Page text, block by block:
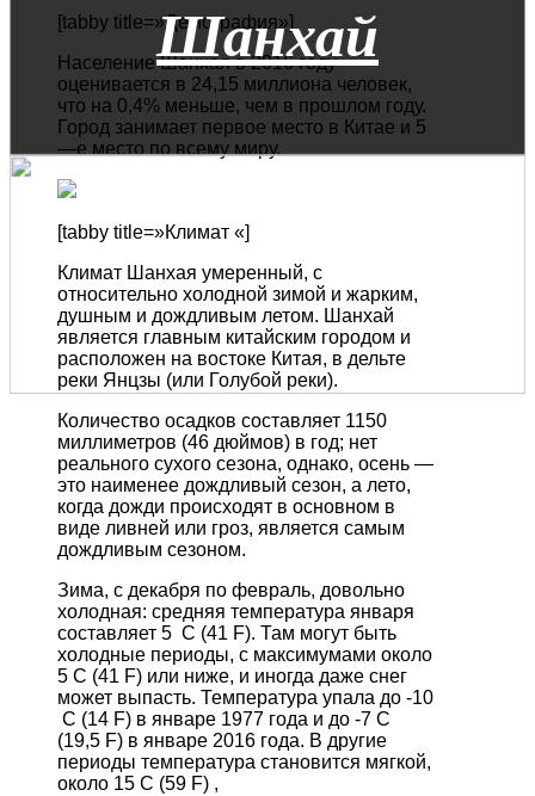
Шанхай
[tabby title=»Демография»]
Население Шанхая в 2016 году
оценивается в 24,15 миллиона человек,
что на 0,4% меньше, чем в прошлом году.
Город занимает первое место в Китае и 5
—е место по всему миру.
[tabby title=»Климат «]
Климат Шанхая умеренный, с
относительно холодной зимой и жарким,
душным и дождливым летом. Шанхай
является главным китайским городом и
расположен на востоке Китая, в дельте
реки Янцзы (или Голубой реки).
Количество осадков составляет 1150
миллиметров (46 дюймов) в год; нет
реального сухого сезона, однако, осень —
это наименее дождливый сезон, а лето,
когда дожди происходят в основном в
виде ливней или гроз, является самым
дождливым сезоном.
Зима, с декабря по февраль, довольно
холодная: средняя температура января
составляет 5 C (41 F). Там могут быть
холодные периоды, с максимумами около
5 C (41 F) или ниже, и иногда даже снег
может выпасть. Температура упала до -10
C (14 F) в январе 1977 года и до -7 C
(19,5 F) в январе 2016 года. В другие
периоды температура становится мягкой,
около 15 C (59 F) ,